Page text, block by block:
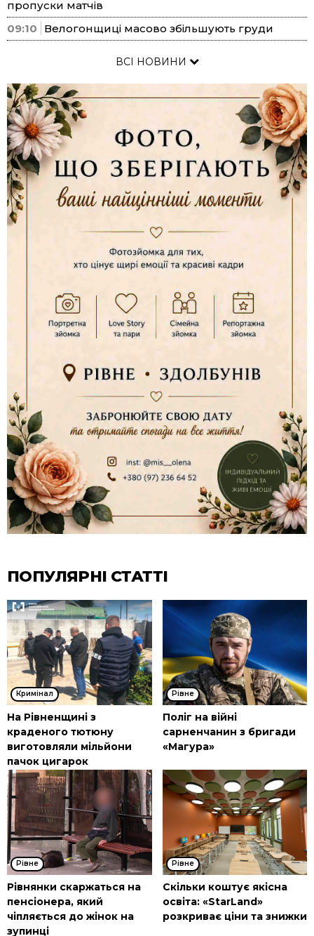
пропуски матчів
09:10
Велогонщиці масово збільшують груди
ВСІ НОВИНИ
ПОПУЛЯРНІ СТАТТІ
Кримінал
На Рівненщині з
краденого тютюну
виготовляли мільйони
пачок цигарок
Рівне
Поліг на війні
сарненчанин з бригади
«Магура»
Рівне
Рівнянки скаржаться на
пенсіонера, який
чіпляється до жінок на
зупинці
Рівне
Скільки коштує якісна
освіта: «StarLand»
розкриває ціни та знижки